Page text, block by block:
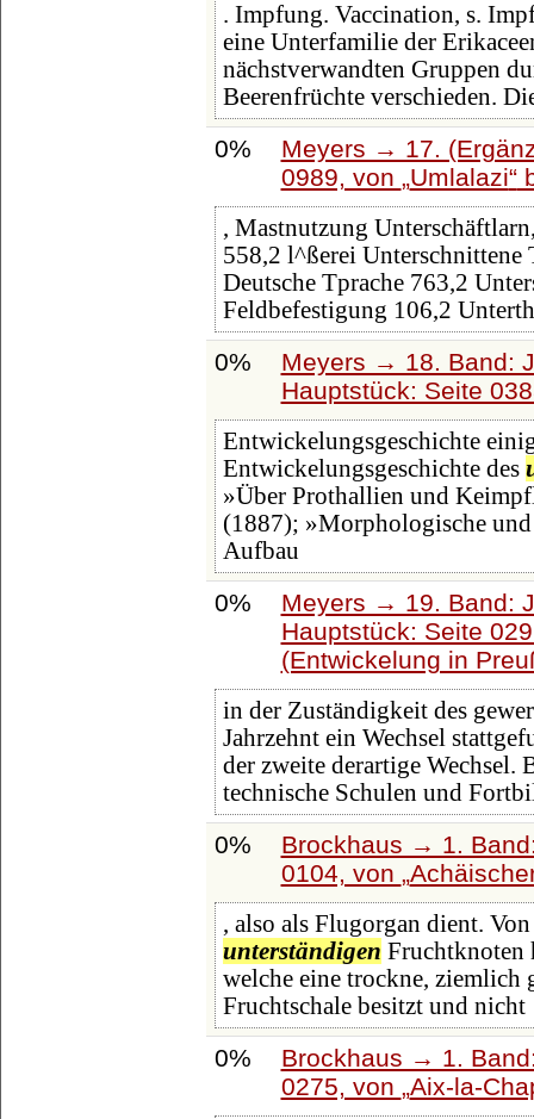
. Impfung. Vaccination, s.
eine Unterfamilie der
nächstverwandten Gruppen
Beerenfrüchte verschieden.
0%
Meyers → 17.
0989, von Umlalazi
, Mastnutzung
558,2 l^ßerei
Deutsche Tprache 763,2
Feldbefestigung 106,2
0%
Meyers → 18. Band:
Hauptstück: Seite
Entwickelungsgeschichte
Entwickelungsgeschichte des
»Über Prothallien und
(1887); »Morphologische
Aufbau
0%
Meyers → 19. Band:
Hauptstück: Seite
(Entwickelung in
in der Zuständigkeit des
Jahrzehnt ein Wechsel
der zweite derartige Wechsel.
technische Schulen und
0%
Brockhaus → 1.
0104, von
, also als Flugorgan dient.
unterständigen Fruchtknoten
welche eine trockne, ziemlich
Fruchtschale besitzt und nicht
0%
Brockhaus → 1.
0275, von Aix-la-